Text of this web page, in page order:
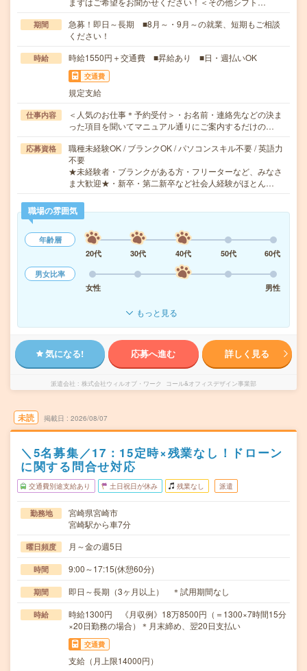
期間
急募！即日～長期 ■8月～・9月～の就業、短期もご相談
ください！
時給 時給1550円＋交通費 ■昇給あり ■日・週払いOK
交通費
規定支給
仕事内容
＜人気のお仕事＊予約受付＞・お名前・連絡先などの決ま
った項目を聞いてマニュアル通りにご案内するだけの…
応募資格
職種未経験OK / ブランクOK / パソコンスキル不要 / 英語力
不要
★未経験者・ブランクがある方・フリーターなど、みなさ
ま大歓迎★・新卒・第二新卒など社会人経験がほとん…
職場の雰囲気
年齢層
20代
30代 40代 50代
60代
男女比率
女性
男性
もっと見る
気になる! 応募へ進む 詳しく見る
派遣会社 株式会社ウィルオブ・ワーク コール&オフィスデザイン事業部
未読 掲載日 2026/08/07
＼5名募集／17：15定時×残業なし！ドローン
に関する問合せ対応
交通費別途支給あり 土日祝日が休み 残業なし 派遣
勤務地
宮崎県宮崎市
宮崎駅から車7分
曜日頻度 月～金の週5日
時間 9:00～17:15(休憩60分)
期間 即日～長期（3ヶ月以上） ＊試用期間なし
時給
時給1300円 《月収例》18万8500円（＝1300×7時間15分
×20日勤務の場合）＊月末締め、翌20日支払い
交通費
支給（月上限14000円）